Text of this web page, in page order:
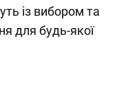
із вибором та
для будь-якої